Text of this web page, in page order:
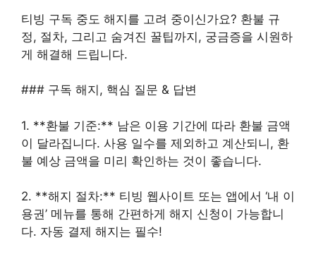
티빙 구독 중도 해지를 고려 중이신가요? 환불 규
정, 절차, 그리고 숨겨진 꿀팁까지, 궁금증을 시원하
게 해결해 드립니다.
### 구독 해지, 핵심 질문 & 답변
1. **환불 기준:** 남은 이용 기간에 따라 환불 금액
이 달라집니다. 사용 일수를 제외하고 계산되니, 환
불 예상 금액을 미리 확인하는 것이 좋습니다.
2. **해지 절차:** 티빙 웹사이트 또는 앱에서 ‘내 이
용권’ 메뉴를 통해 간편하게 해지 신청이 가능합니
다. 자동 결제 해지는 필수!